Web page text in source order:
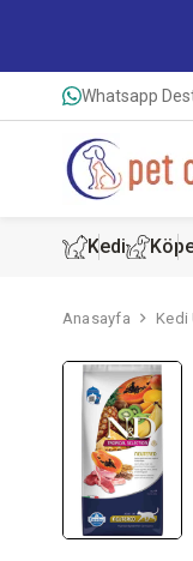
Whatsapp
Kedi
Anasayfa Kedi